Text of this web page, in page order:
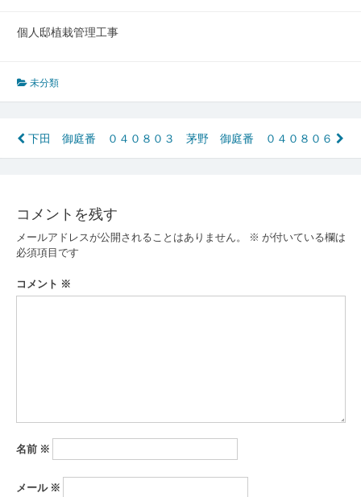
個人邸植栽管理工事
未分類
投
稿
ビ
ゲ
ー
シ
下田 御庭番 ０４０８０３ 茅野 御庭番 ０４０８０６
コメントを残す
メールアドレスが公開されることはありません。 ※ が付いている欄は
必須項目です
コメント ※
名前 ※
メール ※